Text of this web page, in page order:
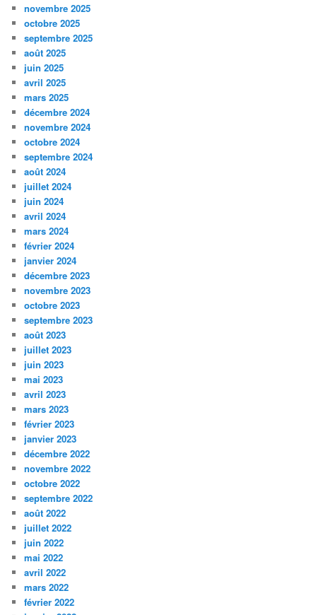
novembre 2025
octobre 2025
septembre 2025
août 2025
juin 2025
avril 2025
mars 2025
décembre 2024
novembre 2024
octobre 2024
septembre 2024
août 2024
juillet 2024
juin 2024
avril 2024
mars 2024
février 2024
janvier 2024
décembre 2023
novembre 2023
octobre 2023
septembre 2023
août 2023
juillet 2023
juin 2023
mai 2023
avril 2023
mars 2023
février 2023
janvier 2023
décembre 2022
novembre 2022
octobre 2022
septembre 2022
août 2022
juillet 2022
juin 2022
mai 2022
avril 2022
mars 2022
février 2022